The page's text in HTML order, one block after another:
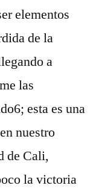
elementos
de la
a
las
esta es una
nuestro
de Cali,
la victoria